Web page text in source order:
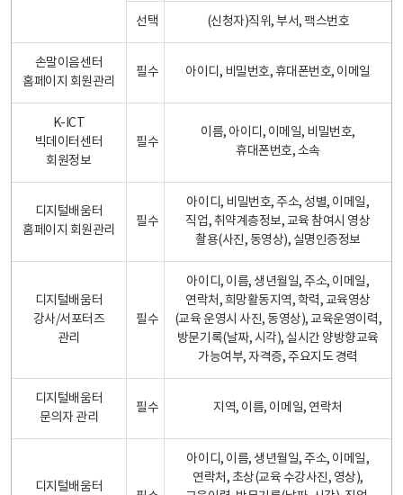
선택 (신청자)직위, 부서, 팩스번호
손말이음센터
홈페이지 회원관리
필수 아이디, 비밀번호, 휴대폰번호, 이메일
K-ICT
빅데이터센터
회원정보
필수
이름, 아이디, 이메일, 비밀번호,
휴대폰번호, 소속
디지털배움터
홈페이지 회원관리
필수
아이디, 비밀번호, 주소, 성별, 이메일,
직업, 취약계층정보, 교육 참여시 영상
촬용(사진, 동영상), 실명인증정보
디지털배움터
강사/서포터즈
관리
필수
아이디, 이름, 생년월일, 주소, 이메일,
연락처, 희망활동지역, 학력, 교육영상
(교육 운영시 사진, 동영상), 교육운영이력,
방문기록(날짜, 시각), 실시간 양방향교육
가능여부, 자격증, 주요지도 경력
디지털배움터
문의자 관리
필수 지역, 이름, 이메일, 연락처
디지털배움터
아이디, 이름, 생년월일, 주소, 이메일,
연락처, 초상(교육 수강사진, 영상),